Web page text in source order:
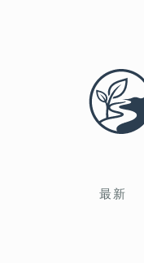
最新